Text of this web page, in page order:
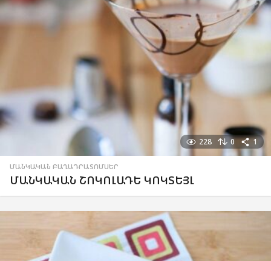
228 0 1
ՄԱՆԿԱԿԱՆ ԲԱՂԱԴՐԱՏՈՄՍԵՐ
ՄԱՆԿԱԿԱՆ ՇՈԿՈԼԱԴԵ ԿՈԿՏԵՅԼ